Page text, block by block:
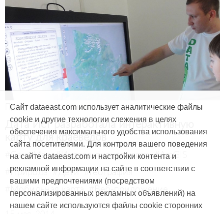
Продукты и услуги
Дата Ист разработала интерактивную
карту для краеведов
#CarryMap #Интерактивная карта #ArcGIS
#Природа #Дети #География
#Мобильная карта #Веб-приложение
Сайт dataeast.com использует аналитические файлы
cookie и другие технологии слежения в целях
обеспечения максимального удобства использования
сайта посетителями. Для контроля вашего поведения
на сайте dataeast.com и настройки контента и
рекламной информации на сайте в соответствии с
вашими предпочтениями (посредством
персонализированных рекламных объявлений) на
нашем сайте используются файлы cookie сторонних